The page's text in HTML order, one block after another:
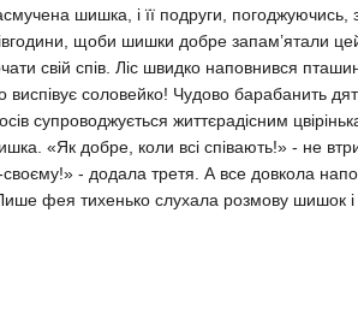
шишка, і її подруги, погоджуючись,
щоби шишки добре запам’ятали
свій спів. Ліс швидко наповнився
виспівує соловейко! Чудово барабанить
супроводжується життєрадісним
«Як добре, коли всі співають!» - не
своєму!» - додала третя. А все довкола
фея тихенько слухала розмову шишок